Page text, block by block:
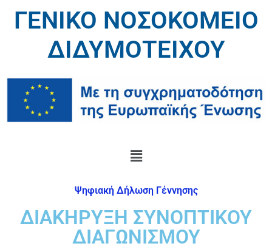
ΓΕΝΙΚΟ ΝΟΣΟΚΟΜΕΙΟ
ΔΙΔΥΜΟΤΕΙΧΟΥ
Ψηφιακή Δήλωση Γέννησης
ΔΙΑΚΗΡΥΞΗ ΣΥΝΟΠΤΙΚΟΥ
ΔΙΑΓΩΝΙΣΜΟΥ